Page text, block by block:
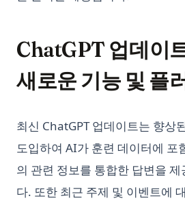
ChatGPT 업데이
새로운 기능 및 플
최신 ChatGPT 업데이트는 향상
도입하여 AI가 훈련 데이터에 포
의 관련 정보를 통합한 답변을
다. 또한 최근 주제 및 이벤트에